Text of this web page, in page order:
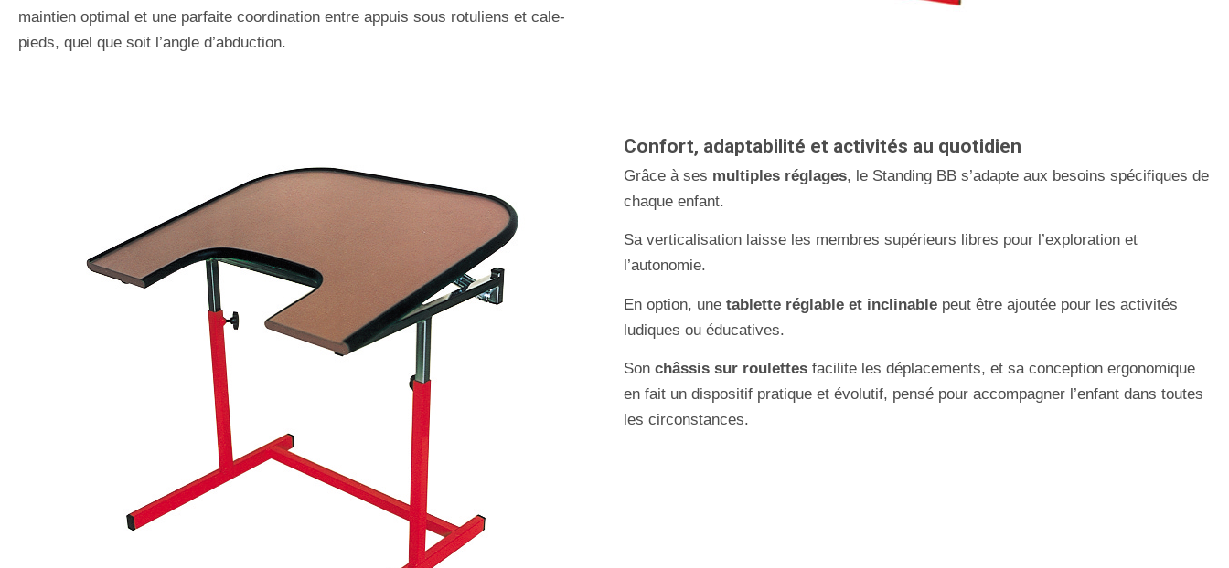
maintien optimal et une parfaite coordination entre appuis sous rotuliens et cale-
pieds, quel que soit l’angle d’abduction.
Confort, adaptabilité et activités au quotidien
Grâce à ses multiples réglages, le Standing BB s’adapte aux besoins spécifiques de
chaque enfant.
Sa verticalisation laisse les membres supérieurs libres pour l’exploration et
l’autonomie.
En option, une tablette réglable et inclinable peut être ajoutée pour les activités
ludiques ou éducatives.
Son châssis sur roulettes facilite les déplacements, et sa conception ergonomique
en fait un dispositif pratique et évolutif, pensé pour accompagner l’enfant dans toutes
les circonstances.